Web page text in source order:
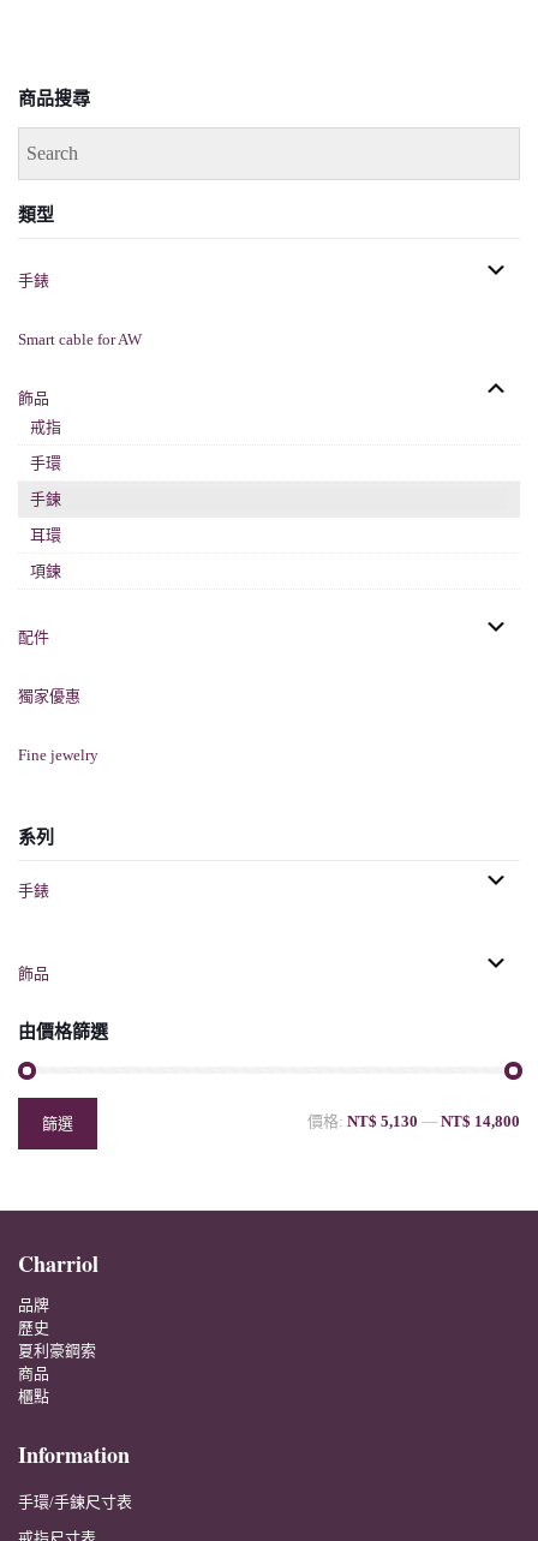
商品搜尋
類型
手錶
Smart cable for AW
飾品
戒指
手環
手鍊
耳環
項鍊
配件
獨家優惠
Fine jewelry
系列
手錶
飾品
由價格篩選
篩選 價格: NT$ 5,130 — NT$ 14,800
Charriol
品牌
歷史
夏利豪鋼索
商品
櫃點
Information
手環/手鍊尺寸表